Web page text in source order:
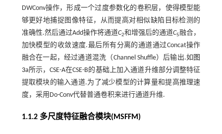
DWConv操作，形成一个过度参数化的卷积层，使得模型能
够更好地捕捉图像特征，从而提高对相似缺陷目标检测的
准确性.然后通过Add操作将通道C2和增强后的通道C5融合，
加快模型的收敛速度.最后所有分离的通道通过Concat操作
融合在一起，经过通道混洗（Channel Shuffle）后输出.如 图
3a所示，CSE-A在CSE-B的基础上加入通道升维部分调整特征
提取模块的输入通道.为了减少模型的计算量和提高推理速
度，采用Do-Conv代替普通卷积来进行通道升维.
1.1.2 多尺度特征融合模块(MSFFM)